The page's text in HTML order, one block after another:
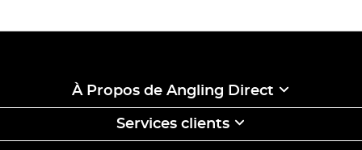
À Propos de Angling Direct
Services clients